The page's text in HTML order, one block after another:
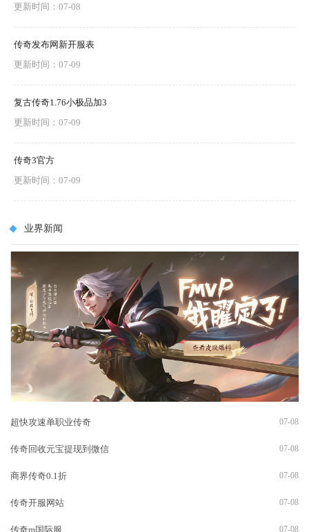
更新时间：07-08
传奇发布网新开服表
更新时间：07-09
复古传奇1.76小极品加3
更新时间：07-09
传奇3官方
更新时间：07-09
业界新闻
超快攻速单职业传奇 07-08
传奇回收元宝提现到微信 07-08
商界传奇0.1折 07-08
传奇开服网站 07-08
传奇m国际服 07-08